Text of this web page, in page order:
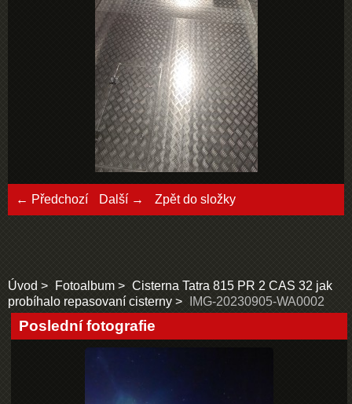
← Předchozí Další → Zpět do složky
Úvod Fotoalbum
Cisterna Tatra 815 PR 2 CAS 32 jak
probíhalo repasovaní cisterny
IMG-20230905-WA0002
Poslední fotografie